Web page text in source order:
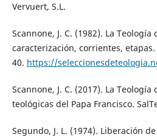
Vervuert, S.L.
Scannone, J. C. (1982). La
caracterización, corrientes,
40. https://
Scannone, J. C. (2017). La Teología
teológicas del Papa Francisco.
Segundo, J. L. (1974). Liberación